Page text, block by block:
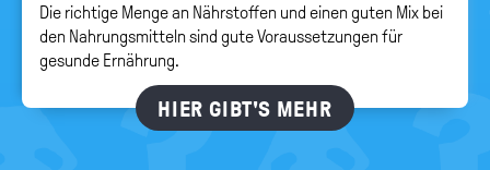
Die richtige Menge an Nährstoffen und einen guten Mix bei
den Nahrungsmitteln sind gute Voraussetzungen für
gesunde Ernährung.
HIER GIBT'S MEHR